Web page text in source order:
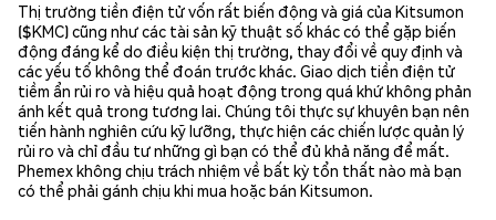
Thị trường tiền điện tử vốn rất biến động và giá của Kitsumon
($KMC) cũng như các tài sản kỹ thuật số khác có thể gặp biến
động đáng kể do điều kiện thị trường, thay đổi về quy định và
các yếu tố không thể đoán trước khác. Giao dịch tiền điện tử
tiềm ẩn rủi ro và hiệu quả hoạt động trong quá khứ không phản
ánh kết quả trong tương lai. Chúng tôi thực sự khuyên bạn nên
tiến hành nghiên cứu kỹ lưỡng, thực hiện các chiến lược quản lý
rủi ro và chỉ đầu tư những gì bạn có thể đủ khả năng để mất.
Phemex không chịu trách nhiệm về bất kỳ tổn thất nào mà bạn
có thể phải gánh chịu khi mua hoặc bán Kitsumon.